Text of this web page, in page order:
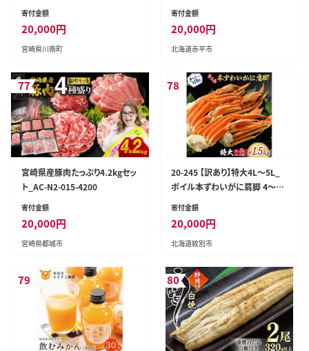
ゃ 水分補給 ソフトドリンク お茶
麦茶 ペットボトル 】 宮崎県川南
町 [D07358]
寄付金額
20,000円
宮崎県川南町
ク 計72ロール 最短 10日以内配
送 最短配送 トイレットペーパー
香りつき まとめ買い ペーパー 紙
防災 常備品 備蓄品 消耗品 備蓄
寄付金額
20,000円
北海道赤平市
77
宮崎県産豚肉たっぷり4.2kgセッ
ト_AC-N2-015-4200
寄付金額
20,000円
宮崎県都城市
78
20-245 【訳あり】特大4L～5L_
ボイル本ずわいがに肩脚 4～5
肩(約1.5kg)
寄付金額
20,000円
北海道紋別市
79 80